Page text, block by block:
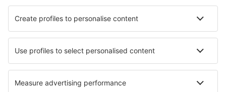
Verblijf in Rovereto Verblijf in Girmont-Val-d`Ajol
Verblijf in Belleville Verblijf in Voronet
Verblijf in Carolina Verblijf in Toyota